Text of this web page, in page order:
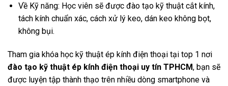
Về Kỹ năng: Học viên sẽ được đào tạo kỹ thuật cắt kính,
tách kính chuẩn xác, cách xử lý keo, dán keo không bọt,
không bụi.
Tham gia khóa học kỹ thuật ép kính điện thoại tại top 1 nơi
đào tạo kỹ thuật ép kính điện thoại uy tín TPHCM, bạn sẽ
được luyện tập thành thạo trên nhiều dòng smartphone và